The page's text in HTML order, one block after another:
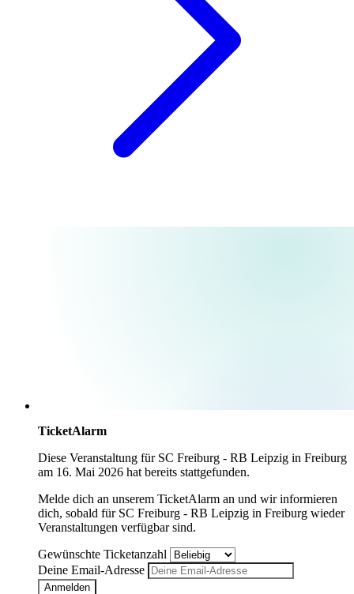
TicketAlarm
Diese Veranstaltung für SC Freiburg - RB Leipzig in Freiburg
am 16. Mai 2026 hat bereits stattgefunden.
Melde dich an unserem TicketAlarm an und wir informieren
dich, sobald für SC Freiburg - RB Leipzig in Freiburg wieder
Veranstaltungen verfügbar sind.
Gewünschte Ticketanzahl
Deine Email-Adresse
Anmelden